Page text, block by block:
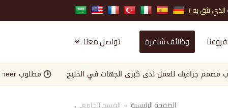
فروعنا وظائف شاغرة تواصل معنا
جرافيك للعمل لدى كبرى الجهات في الخليج مطلوب Landscape Engineer للعمل لدى كبرى الجهات في الخليج
الصفحة الرئيسية » القسم الجامعي